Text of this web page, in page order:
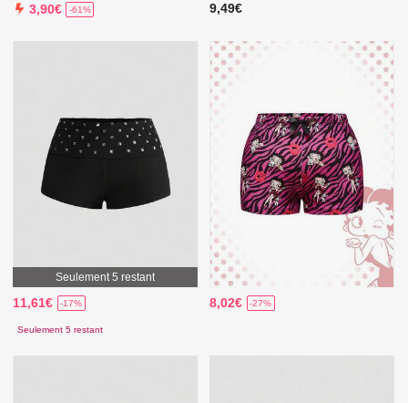
3,90€ -61% 9,49€
Seulement 5 restant
11,61€ -17%
Seulement 5 restant
8,02€ -27%